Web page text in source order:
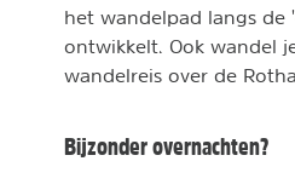
het wandelpad langs de
ontwikkelt. Ook wandel
wandelreis over de
Bijzonder overnachten?